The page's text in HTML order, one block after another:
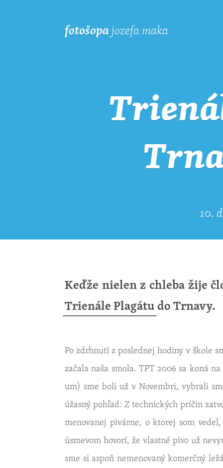
fo­to­šo­pa jo­ze­fa maka
10.
Keďže nie­len z chle­ba žije
Trie­ná­le Pla­gá­tu do Tr­na­vy.
Po zdr­hnu­tí z po­sled­nej ho­di­ny v škole
za­ča­la naša smola. TPT2006 sa koná
um) sme boli už v No­vem­bri, vy­bra­li
úžas­ný po­hľad: Z tech­nic­kých prí­čin
me­no­va­nej pi­vár­ne, o kto­rej som
úsme­vom ho­vo­rí, že vlast­né pivo už
sme si aspoň ne­me­no­va­ný ko­merč­ný